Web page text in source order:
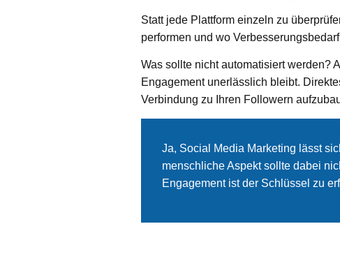
Statt jede Plattform einzeln zu
performen und wo
Was sollte nicht automatisiert werden?
Engagement unerlässlich bleibt.
Verbindung zu Ihren Followern
Ja, Social Media Marketing lässt
menschliche Aspekt sollte dabei
Engagement ist der Schlüssel zu